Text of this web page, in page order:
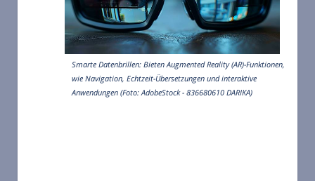
Smarte Datenbrillen: Bieten Augmented Reality (AR)-Funktionen,
wie Navigation, Echtzeit-Übersetzungen und interaktive
Anwendungen (Foto: AdobeStock - 836680610 DARIKA)